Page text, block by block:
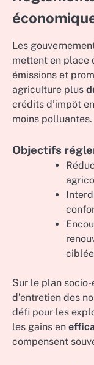
Les
mettent en place
émissions et
agriculture plus
crédits d’impôt
moins polluantes.
Objectifs
Sur le plan
d’entretien des
défi pour les
les gains en
compensent